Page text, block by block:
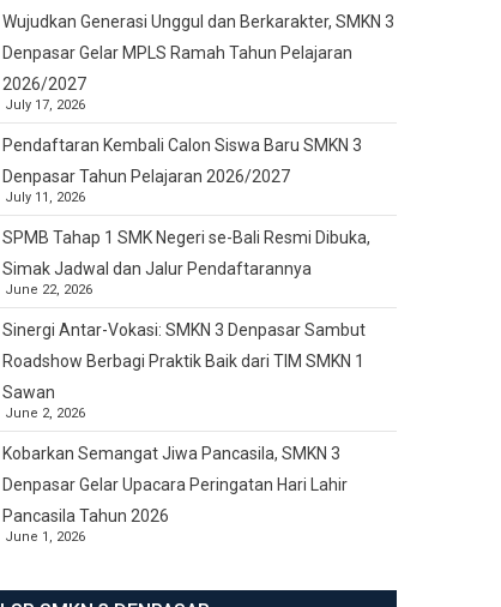
Wujudkan Generasi Unggul dan Berkarakter, SMKN 3
Denpasar Gelar MPLS Ramah Tahun Pelajaran
2026/2027
July 17, 2026
Pendaftaran Kembali Calon Siswa Baru SMKN 3
Denpasar Tahun Pelajaran 2026/2027
July 11, 2026
SPMB Tahap 1 SMK Negeri se-Bali Resmi Dibuka,
Simak Jadwal dan Jalur Pendaftarannya
June 22, 2026
Sinergi Antar-Vokasi: SMKN 3 Denpasar Sambut
Roadshow Berbagi Praktik Baik dari TIM SMKN 1
Sawan
June 2, 2026
Kobarkan Semangat Jiwa Pancasila, SMKN 3
Denpasar Gelar Upacara Peringatan Hari Lahir
Pancasila Tahun 2026
June 1, 2026